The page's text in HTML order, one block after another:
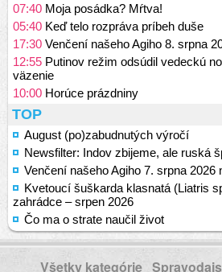
07:40 Moja posádka? Mŕtva!
05:40 Keď telo rozpráva príbeh duše
17:30 Venčení našeho Agiho 8. srpna
12:55 Putinov režim odsúdil vedeckú
väzenie
10:00 Horúce prázdniny
TOP
August (po)zabudnutých výročí
Newsfilter: Indov zbijeme, ale ruská
Venčení našeho Agiho 7. srpna 2026
Kvetoucí šuškarda klasnatá (Liatris
zahrádce – srpen 2026
Čo ma o strate naučil život
Všetky kategórie